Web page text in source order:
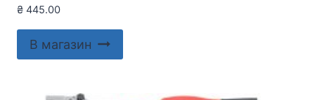
₴ 445.00
В магазин